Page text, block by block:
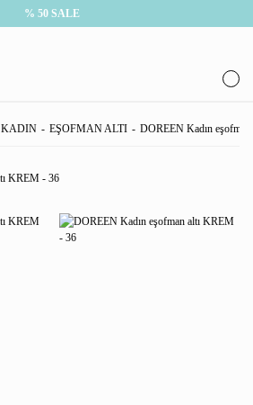
% 50 SALE
KADIN EŞOFMAN ALTI DOREEN Kadın